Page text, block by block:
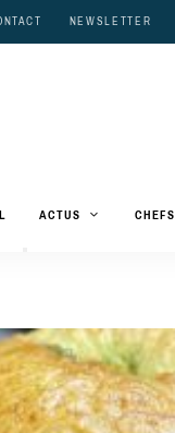
NEWSLETTER
ACTUS CHEFS